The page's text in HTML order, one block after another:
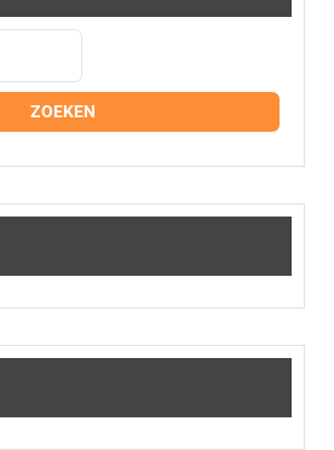
kan
worden
op
productpagina